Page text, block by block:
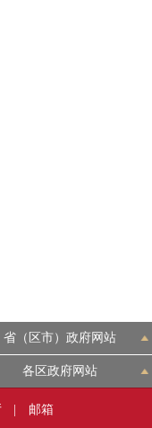
省（区市）政府网站
各区政府网站
邮箱